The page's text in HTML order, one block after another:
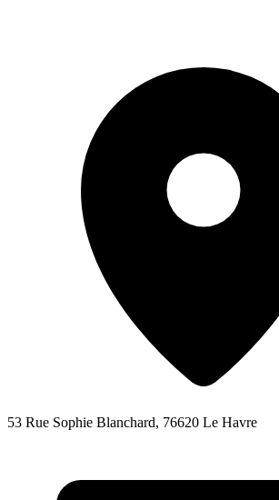
53 Rue Sophie Blanchard, 76620 Le Havre